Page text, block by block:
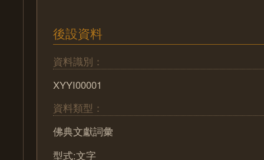
後設資料
資料識別：
XYYI00001
資料類型：
佛典文獻詞彙
型式:文字